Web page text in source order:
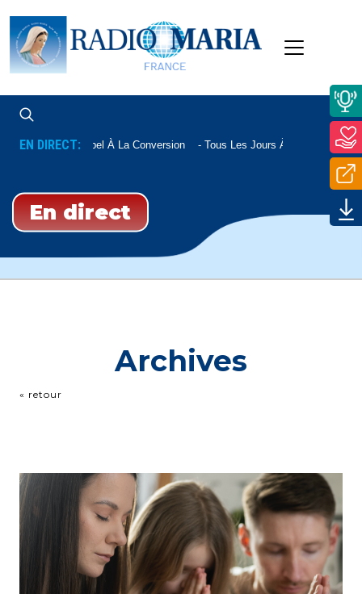
EN DIRECT:Appel À La Conversion Tous Les Jours À 22h20
En direct
Archives
« retour